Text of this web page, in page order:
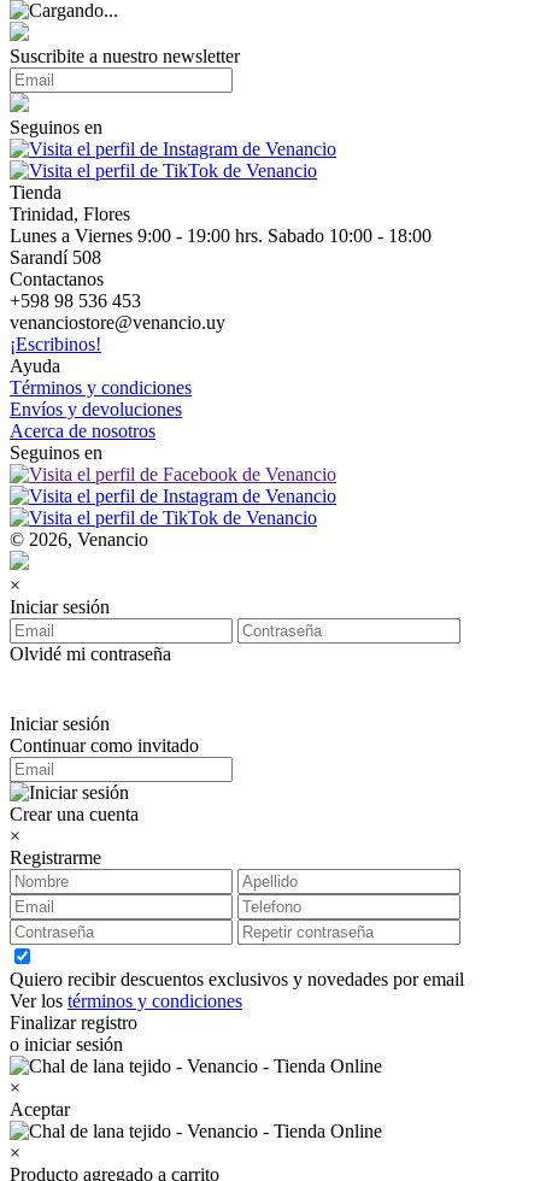
Suscribite a nuestro newsletter
Seguinos en
Tienda
Trinidad, Flores
Lunes a Viernes 9:00 - 19:00 hrs. Sabado 10:00 - 18:00
Sarandí 508
Contactanos
+598 98 536 453
venanciostore@venancio.uy
¡Escribinos!
Ayuda
Términos y condiciones
Envíos y devoluciones
Acerca de nosotros
Seguinos en
© 2026, Venancio
×
Iniciar sesión
Olvidé mi contraseña
Iniciar sesión
Continuar como invitado
Crear una cuenta
×
Registrarme
Quiero recibir descuentos exclusivos y novedades por email
Ver los términos y condiciones
Finalizar registro
o iniciar sesión
×
Aceptar
×
Producto agregado a carrito